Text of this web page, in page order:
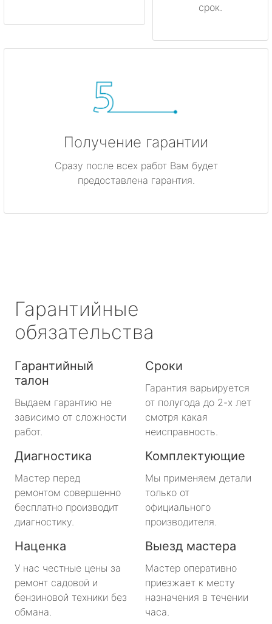
срок.
Получение гарантии
Сразу после всех работ Вам будет
предоставлена гарантия.
Гарантийные
обязательства
Гарантийный
талон
Выдаем гарантию не
зависимо от сложности
работ.
Сроки
Гарантия варьируется
от полугода до 2-х лет
смотря какая
неисправность.
Диагностика
Мастер перед
ремонтом совершенно
бесплатно производит
диагностику.
Комплектующие
Мы применяем детали
только от
официального
производителя.
Наценка
У нас честные цены за
ремонт садовой и
бензиновой техники без
обмана.
Выезд мастера
Мастер оперативно
приезжает к месту
назначения в течении
часа.